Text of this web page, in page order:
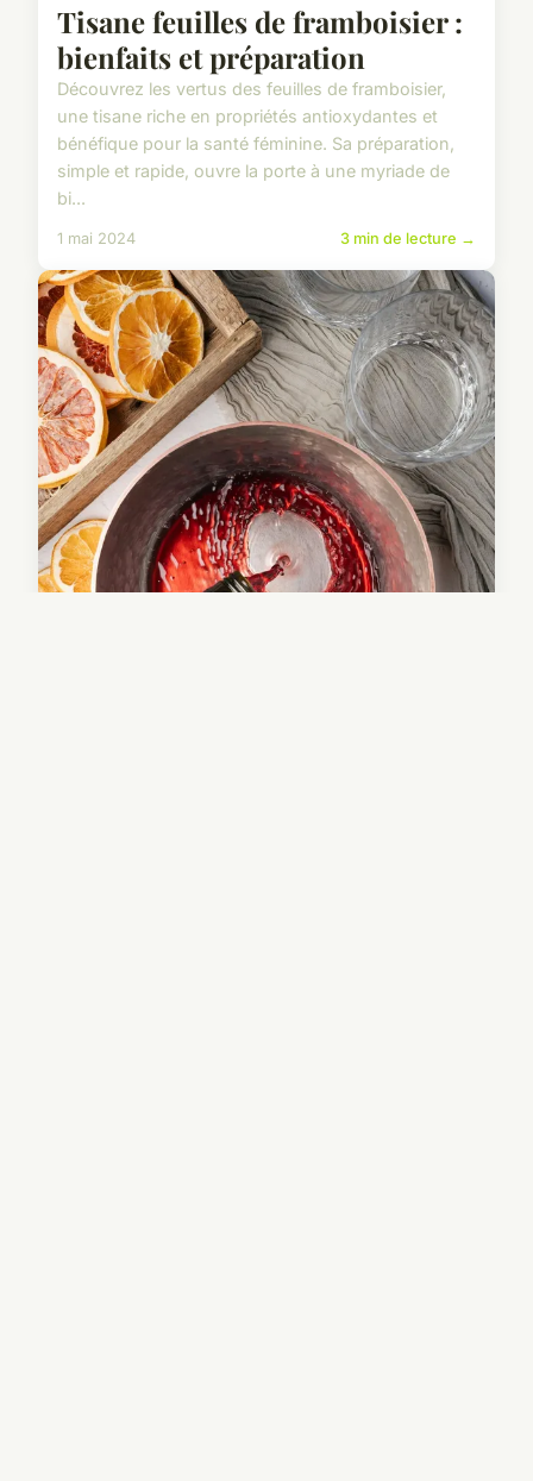
Tisane feuilles de framboisier :
bienfaits et préparation
Découvrez les vertus des feuilles de framboisier,
une tisane riche en propriétés antioxydantes et
bénéfique pour la santé féminine. Sa préparation,
simple et rapide, ouvre la porte à une myriade de
bi...
1 mai 2024 3 min de lecture →